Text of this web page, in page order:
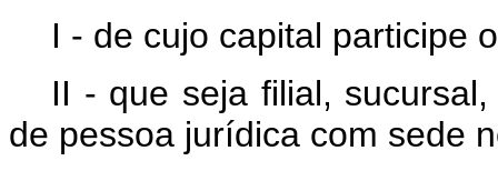
I - de cujo capital participe
II - que seja filial,
de pessoa jurídica com sede